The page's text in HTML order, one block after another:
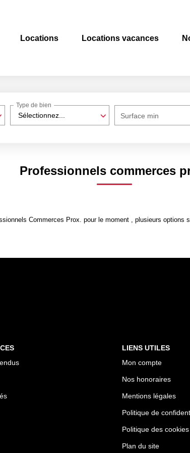
Locations Locations vacances
Sélectionnez...
Type de bien
Surface min
Professionnels commerces
Commerces Prox. pour le moment , plusieurs options
LIENS UTILES
Mon compte
Nos honoraires
Mentions légales
Politique de
Politique des cookies
Plan du site